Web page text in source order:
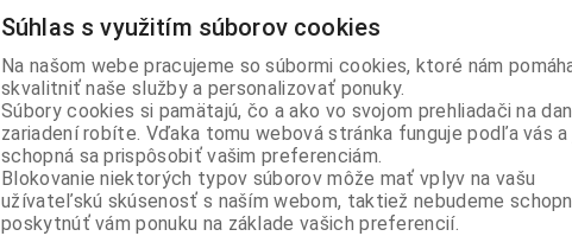
Termín dodania(prac.dni)-platí pre sklad
Hmotnosť balenia:0,041 kg
EAN: 8585001508028
produkt krabicová svorkovnica plastová, štvorpólová pre
prúd...
Celkom1 záznamov
Súhlas s využitím súborov cookies
Na našom webe pracujeme so súbormi cookies, ktoré nám
skvalitniť naše služby a personalizovať ponuky.
Súbory cookies si pamätajú, čo a ako vo svojom prehliadači na
zariadení robíte. Vďaka tomu webová stránka funguje podľa vás a
schopná sa prispôsobiť vašim preferenciám.
Blokovanie niektorých typov súborov môže mať vplyv na vašu
užívateľskú skúsenosť s naším webom, taktiež nebudeme
poskytnúť vám ponuku na základe vašich preferencií.